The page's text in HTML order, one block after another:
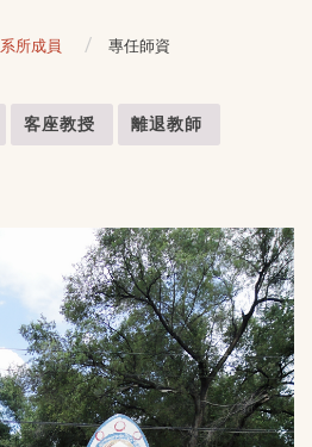
系所成員 專任師資
客座教授 離退教師